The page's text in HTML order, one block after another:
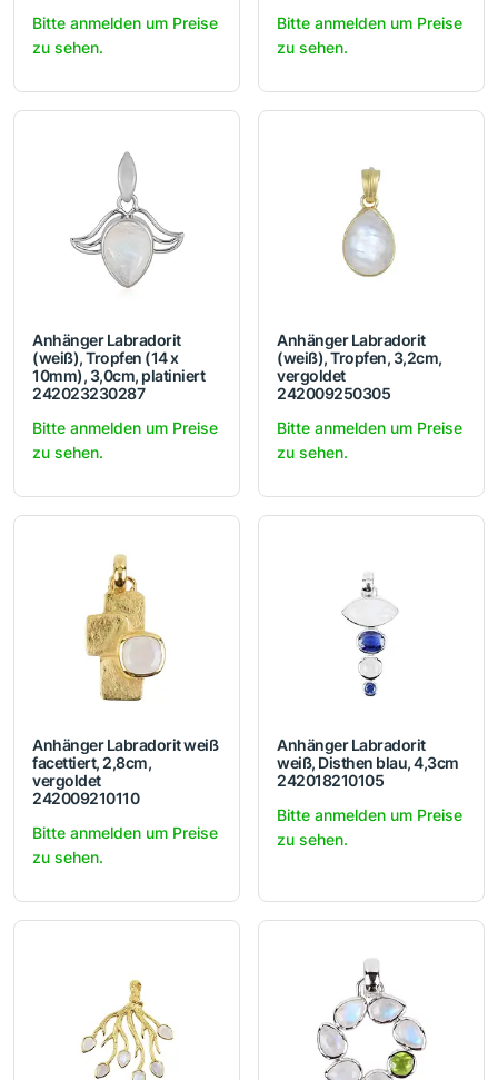
Bitte anmelden um Preise
zu sehen.
Bitte anmelden um Preise
zu sehen.
Anhänger Labradorit
(weiß), Tropfen (14 x
10mm), 3,0cm, platiniert
242023230287
Bitte anmelden um Preise
zu sehen.
Anhänger Labradorit
(weiß), Tropfen, 3,2cm,
vergoldet
242009250305
Bitte anmelden um Preise
zu sehen.
Anhänger Labradorit weiß
facettiert, 2,8cm,
vergoldet
242009210110
Bitte anmelden um Preise
zu sehen.
Anhänger Labradorit
weiß, Disthen blau, 4,3cm
242018210105
Bitte anmelden um Preise
zu sehen.